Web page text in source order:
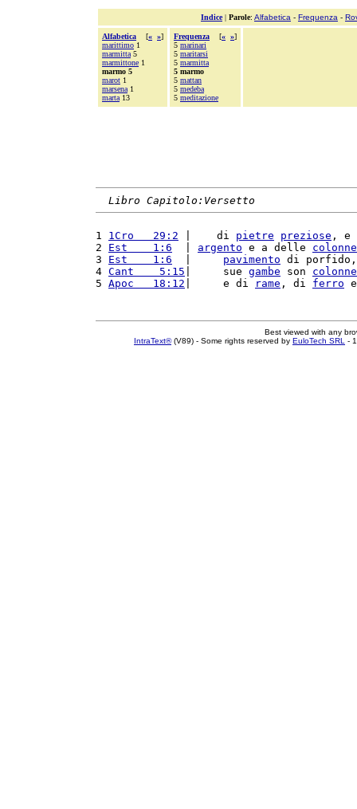
Indice| Parole: Alfabetica - Frequenza -
Alfabetica [« »]
marittimo 1
marmitta 5
marmittone 1
marmo 5
marot 1
marsena 1
marta 13
Frequenza [« »]
5 marinari
5 maritarsi
5 marmitta
5 marmo
5 mattan
5 medeba
5 meditazione
Libro Capitolo:Versetto
1 1Cro   29:2 |    di pietre preziose , e
2 Est    1:6 argento e a delle colonne
3 Est    1:6 pavimento di
4 Cant    5:15 |     sue gambe son colonne
5 Apoc   18:12 |     e di rame , di ferro
Best viewed with any
IntraText®(V89) - Some rights reserved by EuloTech SRL -